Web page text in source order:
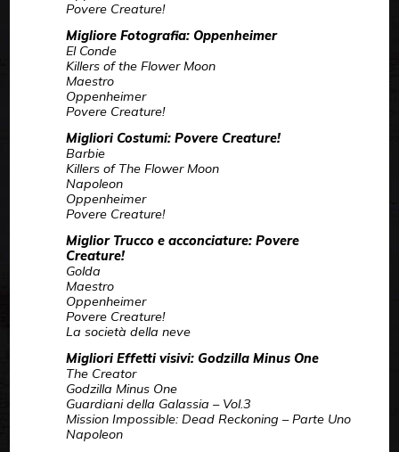
Povere Creature!
Migliore Fotografia: Oppenheimer
El Conde
Killers of the Flower Moon
Maestro
Oppenheimer
Povere Creature!
Migliori Costumi: Povere Creature!
Barbie
Killers of The Flower Moon
Napoleon
Oppenheimer
Povere Creature!
Miglior Trucco e acconciature: Povere
Creature!
Golda
Maestro
Oppenheimer
Povere Creature!
La società della neve
Migliori Effetti visivi: Godzilla Minus One
The Creator
Godzilla Minus One
Guardiani della Galassia – Vol.3
Mission Impossible: Dead Reckoning – Parte Uno
Napoleon